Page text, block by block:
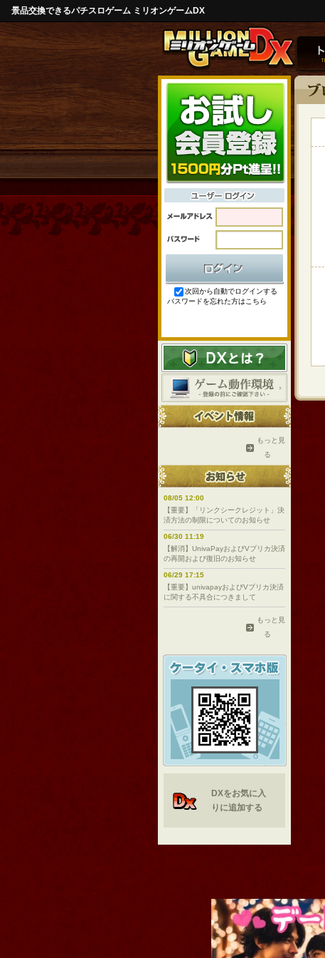
景品交換できるパチスロゲーム ミリオンゲームDX
次回から自動でログインする
パスワードを忘れた方はこちら
もっと見
る
08/05 12:00
【重要】「リンクシークレジット」決
済方法の制限についてのお知らせ
06/30 11:19
【解消】UnivaPayおよびVプリカ決済
の再開および復旧のお知らせ
06/29 17:15
【重要】univapayおよびVプリカ決済
に関する不具合につきまして
もっと見
る
DXをお気に入
りに追加する